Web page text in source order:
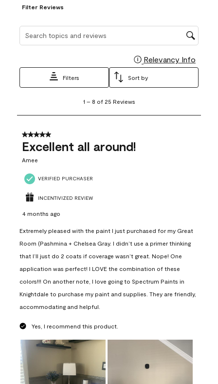
Filter Reviews
Relevancy Info
Filters Sort by
8
25
Reviews
1 – 8 of 25 Reviews
5 out of 5 stars.
Excellent all around!
Amee
VERIFIED PURCHASER
INCENTIVIZED REVIEW
4 months ago
Extremely pleased with the paint I just purchased for my Great
Room (Pashmina + Chelsea Gray. I didn’t use a primer thinking
that I’ll just do 2 coats if coverage wasn’t great. Nope! One
application was perfect! I LOVE the combination of these
colors!!! On another note, I love going to Spectrum Paints in
Knightdale to purchase my paint and supplies. They are friendly,
accommodating and helpful.
Yes, I recommend this product.